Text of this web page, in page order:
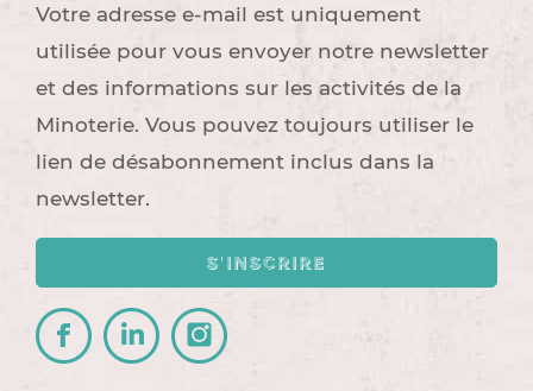
Votre adresse e-mail est uniquement
utilisée pour vous envoyer notre newsletter
et des informations sur les activités de la
Minoterie. Vous pouvez toujours utiliser le
lien de désabonnement inclus dans la
newsletter.